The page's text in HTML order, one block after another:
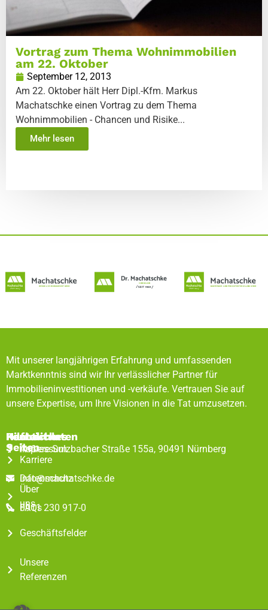
Vortrag zum Thema Wohnimmobilien
am 22. Oktober
September 12, 2013
Am 22. Oktober hält Herr Dipl.-Kfm. Markus
Machatschke einen Vortrag zu dem Thema
Wohnimmobilien - Chancen und Risike...
Mehr lesen
Mit unserer langjährigen Erfahrung und umfassenden
Marktkenntnis sind wir Ihr verlässlicher Partner für
Immobilieninvestitionen und -verkäufe. Vertrauen Sie auf
unsere Expertise, um Ihre Visionen in die Tat umzusetzen.
Rechtliches
Impressum
Datenschutz
FAQs
Hilfreiche
Seiten
Karriere
Über
uns
Geschäftsfelder
Unsere
Referenzen
Kontaktdaten
Äußere Sulzbacher Straße 155a, 90491 Nürnberg
info@machatschke.de
0911 230 917-0